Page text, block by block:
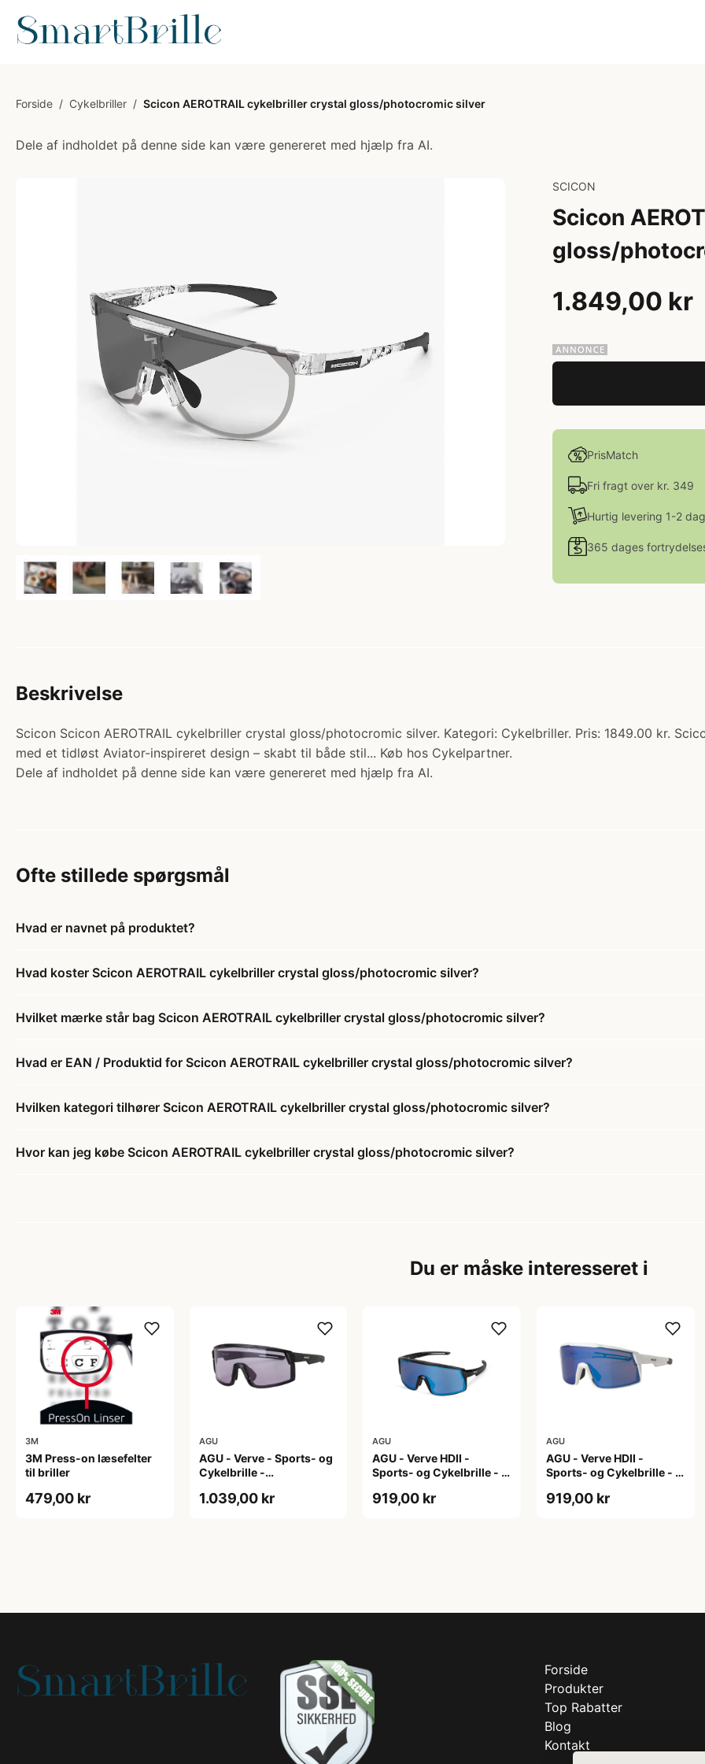
Forside / Cykelbriller / Scicon AEROTRAIL cykelbriller crystal gloss/photocromic silver
Dele af indholdet på denne side kan være genereret med hjælp fra AI.
SCICON
Scicon
gloss/
1.849,00 kr
PrisMatch
Fri fragt over kr. 349
Hurtig levering 1-2
365 dages
Beskrivelse
Scicon Scicon AEROTRAIL cykelbriller crystal gloss/photocromic silver. Kategori: Cykelbriller. Pris: 1849.00 kr.
med et tidløst Aviator-inspireret design – skabt til både stil... Køb hos Cykelpartner.
Dele af indholdet på denne side kan være genereret med hjælp fra AI.
Ofte stillede spørgsmål
Hvad er navnet på produktet?
Hvad koster Scicon AEROTRAIL cykelbriller crystal gloss/photocromic silver?
Hvilket mærke står bag Scicon AEROTRAIL cykelbriller crystal gloss/photocromic silver?
Hvad er EAN / Produktid for Scicon AEROTRAIL cykelbriller crystal gloss/photocromic silver?
Hvilken kategori tilhører Scicon AEROTRAIL cykelbriller crystal gloss/photocromic silver?
Hvor kan jeg købe Scicon AEROTRAIL cykelbriller crystal gloss/photocromic silver?
Du er måske interesseret i
3M
3M Press-on læsefelter
til briller
479,00 kr
AGU
AGU - Verve - Sports- og
Cykelbrille -
Sort
1.039,00 kr
AGU
AGU - Verve HDII -
Sports- og Cykelbrille - 3
919,00 kr
AGU
AGU - Verve HDII -
Sports- og Cykelbrille - 3
919,00 kr
Forside
Produkter
Top Rabatter
Blog
Kontakt